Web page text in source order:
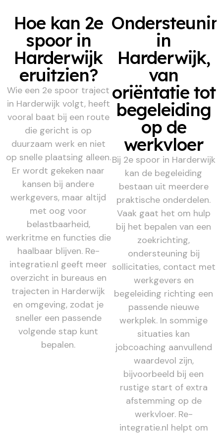
Hoe kan 2e
spoor in
Harderwijk
eruitzien?
Wie een 2e spoor traject
in Harderwijk volgt, heeft
vooral baat bij een route
die gericht is op
duurzaam werk en niet
op snelle plaatsing alleen.
Er wordt gekeken naar
kansen bij andere
werkgevers, maar altijd
met oog voor
belastbaarheid,
werkritme en functies die
haalbaar blijven. Re-
integratie.nl geeft meer
overzicht in bureaus en
trajecten in Harderwijk
en omgeving, zodat je
sneller een passende
volgende stap kunt
bepalen.
in
Harderwijk,
van
oriëntatie tot
begeleiding
op de
werkvloer
Bij 2e spoor in Harderwijk
kan de begeleiding
bestaan uit meerdere
praktische onderdelen.
Vaak gaat het om hulp
bij het bepalen van een
zoekrichting,
ondersteuning bij
sollicitaties, contact met
werkgevers en
begeleiding richting een
passende nieuwe
werkplek. In sommige
situaties kan
jobcoaching aanvullend
waardevol zijn,
bijvoorbeeld bij een
rustige start of extra
afstemming op de
werkvloer. Re-
integratie.nl helpt om